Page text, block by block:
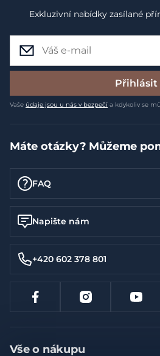
Exkluzivní nabídky zasílané
Přihlásit
Vaše údaje jsou u nás v bezpečí a kdykoliv se
Máte otázky? Můžeme
FAQ
Napište nám
+420 602 378 801
Vše o nákupu